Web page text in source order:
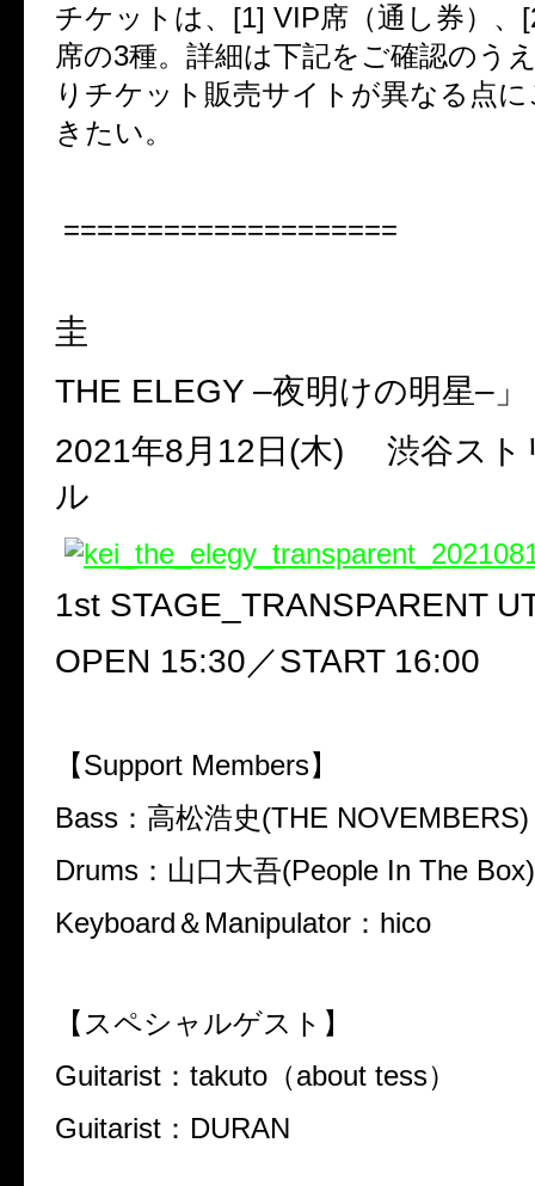
チケットは、 [1] VIP席（通し券）、
席の3種。詳細は下記をご確認のう
りチケット販売サイトが異なる点
きたい。
====================
圭
THE ELEGY –夜明けの明星– 」
2021年8月 12 日 (木) 渋谷スト
ル
1st STAGE_TRANSPARENT
OPEN 15:30 ／START 16:00
【Support Members】
Bass ：高松浩史(THE NOVEMBERS)
Drums ：山口大吾(People In The Box)
Keyboard ＆ Manipulator ： hico
【スペシャルゲスト】
Guitarist ： takuto （about tess）
Guitarist ： DURAN